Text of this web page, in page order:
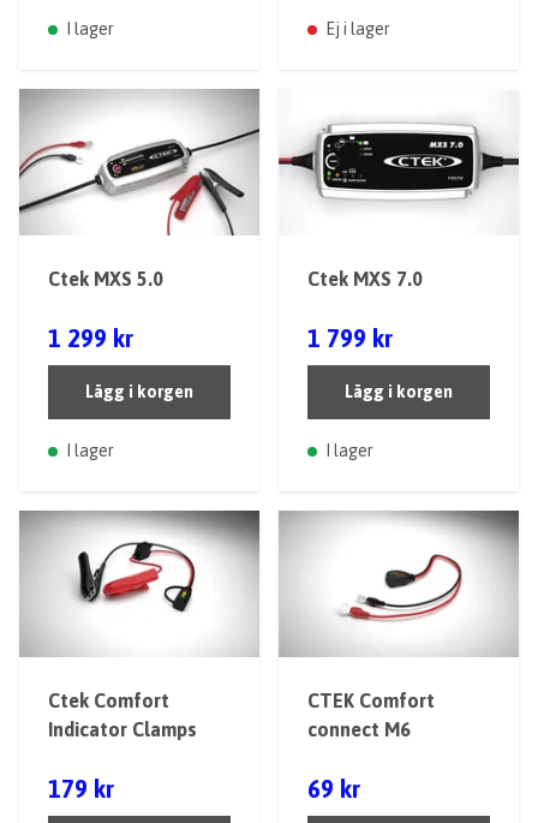
I lager Ej i lager
Ctek MXS 5.0
1 299 kr
Lägg i korgen
I lager
Ctek MXS 7.0
1 799 kr
Lägg i korgen
I lager
Ctek Comfort
Indicator Clamps
179 kr
CTEK Comfort
connect M6
69 kr